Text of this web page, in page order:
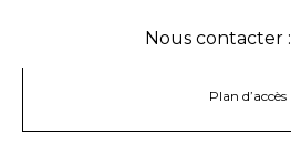
Nous contacter :
Plan d’accès